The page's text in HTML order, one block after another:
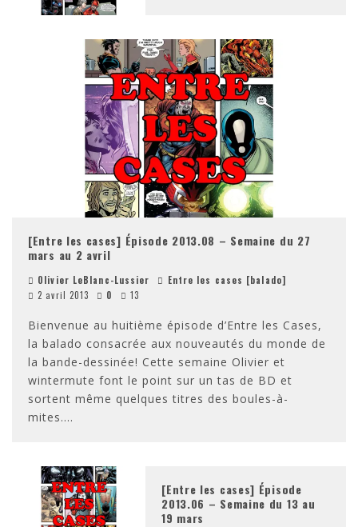
[Entre les cases] Épisode 2013.08 – Semaine du 27
mars au 2 avril
Olivier LeBlanc-Lussier
Entre les cases [balado]
2 avril 2013
0 13
Bienvenue au huitième épisode d’Entre les Cases,
la balado consacrée aux nouveautés du monde de
la bande-dessinée! Cette semaine Olivier et
wintermute font le point sur un tas de BD et
sortent même quelques titres des boules-à-
mites....
[Entre les cases] Épisode
2013.06 – Semaine du 13 au
19 mars